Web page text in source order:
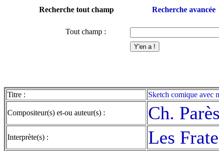
Recherche tout champ Recherche avancée
Tout champ :
Titre : Sketch comique avec
Compositeur(s) et-ou auteur(s) : Ch.
Interprète(s) : Les